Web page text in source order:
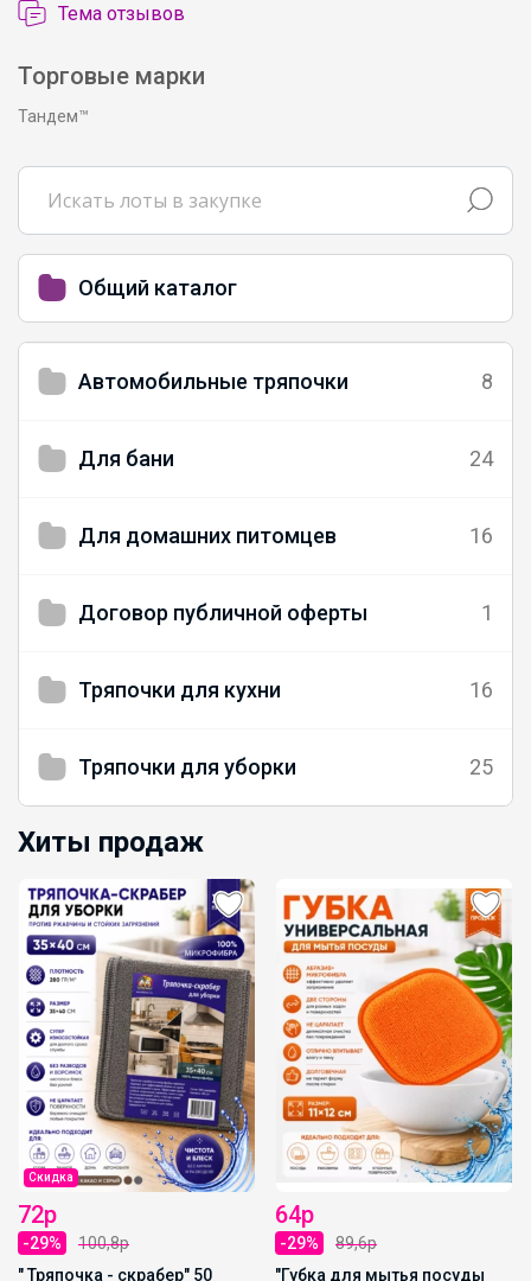
Общий каталог
Автомобильные тряпочки 8
Для бани 24
Для домашних питомцев 16
Договор публичной оферты 1
Тряпочки для кухни 16
Тряпочки для уборки 25
Тема отзывов
Торговые марки
Тандем™
Хиты продаж
Скидка
72р
-29%
100,8р
" Тряпочка - скрабер" 50
64р
-29%
89,6р
"Губка для мытья посуды